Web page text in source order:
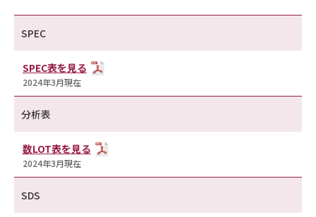
SPEC
SPEC表を見る
2024年3月現在
分析表
数LOT表を見る
2024年3月現在
SDS